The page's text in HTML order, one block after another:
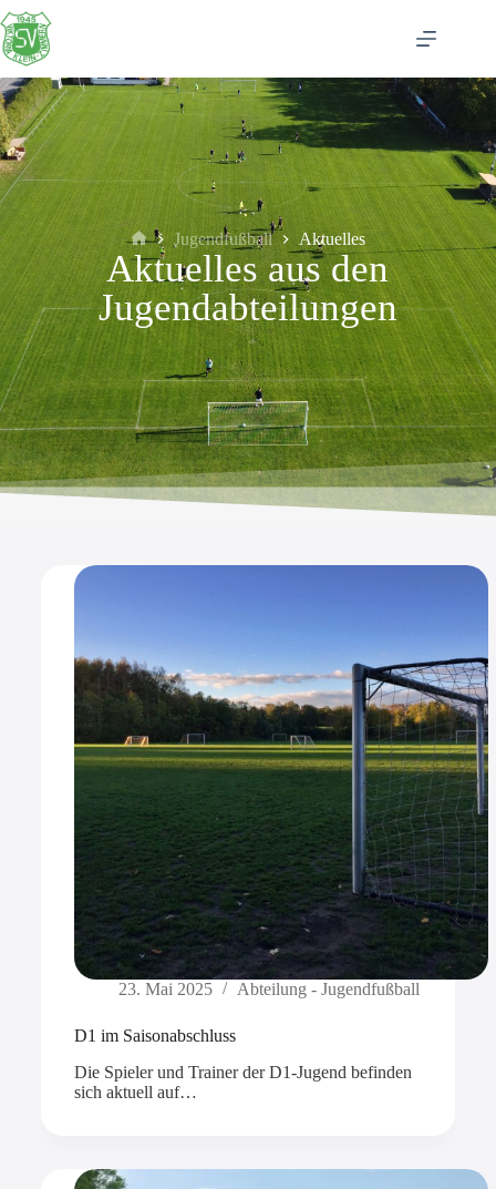
Jugendfußball Aktuelles
Aktuelles aus den
Jugendabteilungen
23. Mai 2025 Abteilung - Jugendfußball
D1 im Saisonabschluss
Die Spieler und Trainer der D1-Jugend befinden
sich aktuell auf…